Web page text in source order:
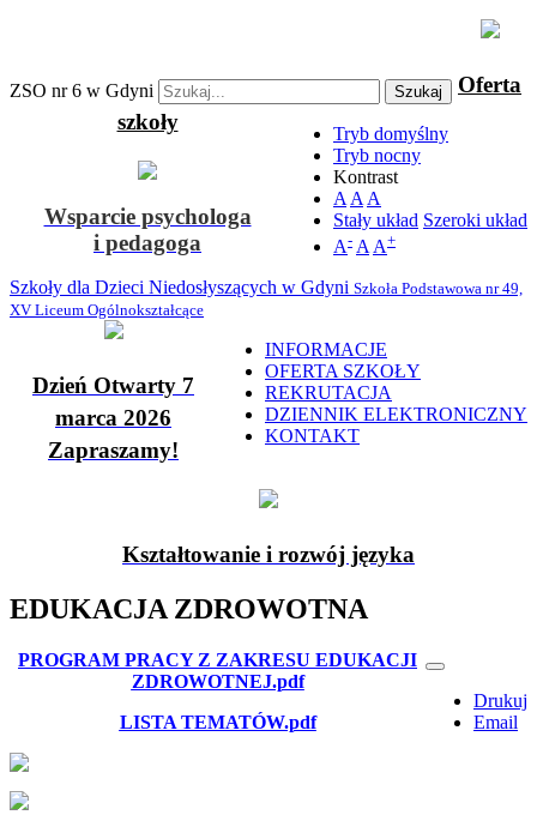
ZSO nr 6 w Gdyni Szukaj
Tryb domyślny
Tryb nocny
Kontrast
A A A
Stały układ Szeroki układ
A- A A+
Szkoły dla Dzieci Niedosłyszących w Gdyni Szkoła Podstawowa nr 49,
XV Liceum Ogólnokształcące
INFORMACJE
OFERTA SZKOŁY
REKRUTACJA
DZIENNIK ELEKTRONICZNY
KONTAKT
Oferta
szkoły
Wsparcie psychologa
i pedagoga
Dzień Otwarty 7
marca 2026
Zapraszamy!
Kształtowanie i rozwój języka
EDUKACJA ZDROWOTNA
Drukuj
Email
PROGRAM PRACY Z ZAKRESU EDUKACJI
ZDROWOTNEJ.pdf
LISTA TEMATÓW.pdf